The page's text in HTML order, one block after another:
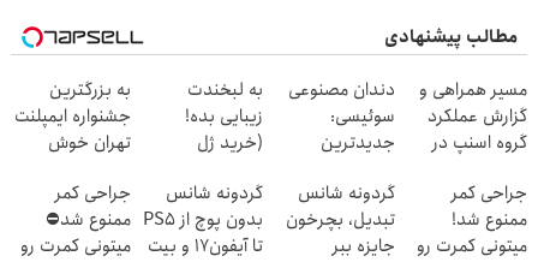
مطالب پیشنهادی
مسیر همراهی و
گزارش عملکرد
گروه اسنپ در
دندان مصنوعی
سوئیسی:
جدیدترین
سبک و مقاوم |
پرداخت قسطی
به لبخندت
زیبایی بده!
(خرید ژل
دندان
با40%تخفیف)
به بزرگترین
جشنواره ایمپلنت
تهران خوش
۲۵ میلیون !
جراحی کمر
ممنوع شد!
میتونی کمرت رو
گردونه شانس
تبدیل، بچرخون
جایزه ببر
گردونه شانس
بدون پوچ از PS5
تا آیفون17 و بیت
جراحی کمر
ممنوع شد⛔
میتونی کمرت رو